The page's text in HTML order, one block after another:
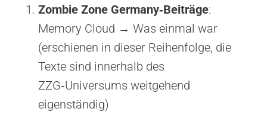
Zombie Zone Germany‑Beiträge:
Memory Cloud → Was einmal war
(erschienen in dieser Reihenfolge, die
Texte sind innerhalb des
ZZG‑Universums weitgehend
eigenständig)